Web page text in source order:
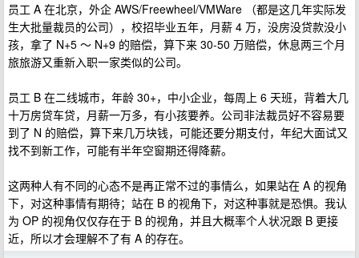
员工 A 在北京，外企 AWS/Freewheel/VMWare （都是这几年实际发
生大批量裁员的公司），校招毕业五年，月薪 4 万，没房没贷款没小
孩，拿了 N+5 ～ N+9 的赔偿，算下来 30-50 万赔偿，休息两三个月
旅旅游又重新入职一家类似的公司。
员工 B 在二线城市，年龄 30+，中小企业，每周上 6 天班，背着大几
十万房贷车贷，月薪一万多，有小孩要养。公司非法裁员好不容易要
到了 N 的赔偿，算下来几万块钱，可能还要分期支付，年纪大面试又
找不到新工作，可能有半年空窗期还得降薪。
这两种人有不同的心态不是再正常不过的事情么，如果站在 A 的视角
下，对这种事情有期待；站在 B 的视角下，对这种事就是恐惧。我认
为 OP 的视角仅仅存在于 B 的视角，并且大概率个人状况跟 B 更接
近，所以才会理解不了有 A 的存在。